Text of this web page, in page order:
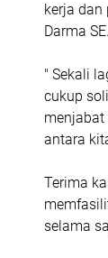
kerja dan
Darma SE.
" Sekali
cukup
antara
Terima
selama